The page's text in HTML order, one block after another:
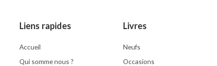
Liens rapides
Accueil
Qui somme nous ?
Livres
Neufs
Occasions